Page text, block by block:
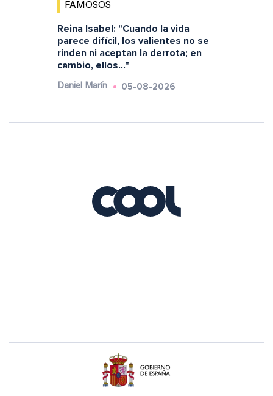
FAMOSOS
Reina Isabel: "Cuando la vida
parece difícil, los valientes no se
rinden ni aceptan la derrota; en
cambio, ellos..."
Daniel Marín 05-08-2026